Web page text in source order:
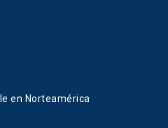
en Norteamérica